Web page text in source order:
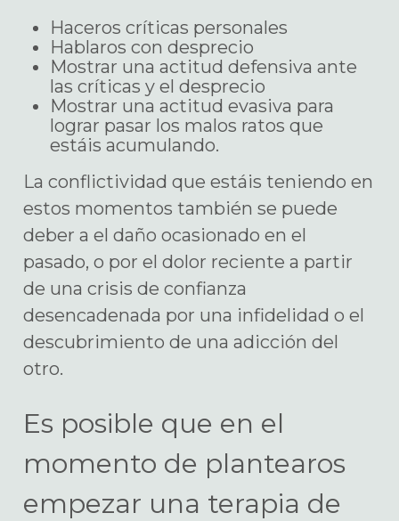
Haceros críticas personales
Hablaros con desprecio
Mostrar una actitud defensiva ante
las críticas y el desprecio
Mostrar una actitud evasiva para
lograr pasar los malos ratos que
estáis acumulando.
La conflictividad que estáis teniendo en
estos momentos también se puede
deber a el daño ocasionado en el
pasado, o por el dolor reciente a partir
de una crisis de confianza
desencadenada por una infidelidad o el
descubrimiento de una adicción del
otro.
Es posible que en el
momento de plantearos
empezar una terapia de